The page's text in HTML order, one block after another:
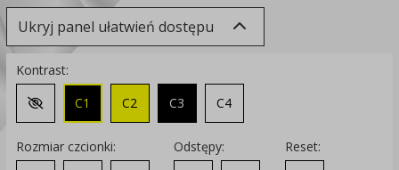
Ukryj panel ułatwień dostępu
Kontrast:
Zmień kontrast na domyślny
C1 C2 C3 C4
Rozmiar czcionki:
Odstępy: Reset: